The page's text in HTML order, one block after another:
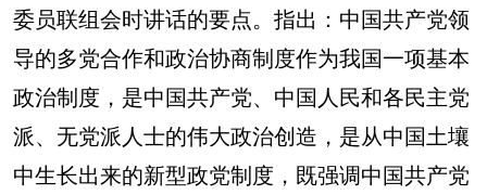
委员联组会时讲话的要点。指出：中国共产党领
导的多党合作和政治协商制度作为我国一项基本
政治制度，是中国共产党、中国人民和各民主党
派、无党派人士的伟大政治创造，是从中国土壤
中生长出来的新型政党制度，既强调中国共产党